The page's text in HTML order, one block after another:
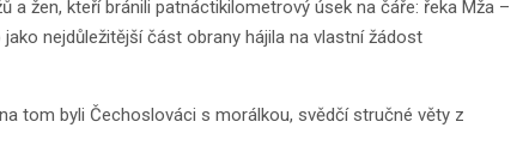
a žen, kteří bránili patnáctikilometrový úsek na čáře: řeka Mža –
nejdůležitější část obrany hájila na vlastní žádost
tom byli Čechoslováci s morálkou, svědčí stručné věty z